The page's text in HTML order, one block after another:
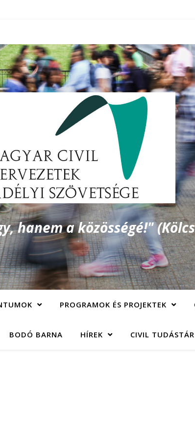
hanem a közösségé!"
PROGRAMOK ÉS PROJEKTEK
BODÓ BARNA HÍREK CIVIL TUDÁSTÁR